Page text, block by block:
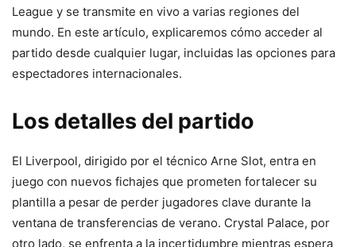
League y se transmite en vivo a varias regiones del
mundo. En este artículo, explicaremos cómo acceder al
partido desde cualquier lugar, incluidas las opciones para
espectadores internacionales.
Los detalles del partido
El Liverpool, dirigido por el técnico Arne Slot, entra en
juego con nuevos fichajes que prometen fortalecer su
plantilla a pesar de perder jugadores clave durante la
ventana de transferencias de verano. Crystal Palace, por
otro lado, se enfrenta a la incertidumbre mientras espera